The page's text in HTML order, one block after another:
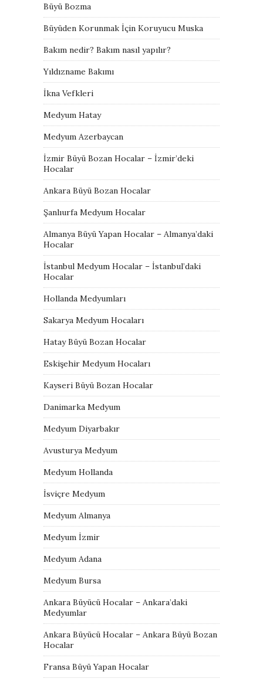
Büyü Bozma
Büyüden Korunmak İçin Koruyucu Muska
Bakım nedir? Bakım nasıl yapılır?
Yıldızname Bakımı
İkna Vefkleri
Medyum Hatay
Medyum Azerbaycan
İzmir Büyü Bozan Hocalar – İzmir’deki
Hocalar
Ankara Büyü Bozan Hocalar
Şanlıurfa Medyum Hocalar
Almanya Büyü Yapan Hocalar – Almanya’daki
Hocalar
İstanbul Medyum Hocalar – İstanbul’daki
Hocalar
Hollanda Medyumları
Sakarya Medyum Hocaları
Hatay Büyü Bozan Hocalar
Eskişehir Medyum Hocaları
Kayseri Büyü Bozan Hocalar
Danimarka Medyum
Medyum Diyarbakır
Avusturya Medyum
Medyum Hollanda
İsviçre Medyum
Medyum Almanya
Medyum İzmir
Medyum Adana
Medyum Bursa
Ankara Büyücü Hocalar – Ankara’daki
Medyumlar
Ankara Büyücü Hocalar – Ankara Büyü Bozan
Hocalar
Fransa Büyü Yapan Hocalar